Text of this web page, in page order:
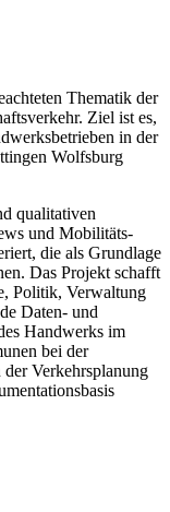
Thematik der
Ziel ist es,
in der
Wolfsburg
qualitativen
und Mobilitäts-
die als Grundlage
Das Projekt schafft
Politik, Verwaltung
Daten- und
Handwerks im
bei der
Verkehrsplanung